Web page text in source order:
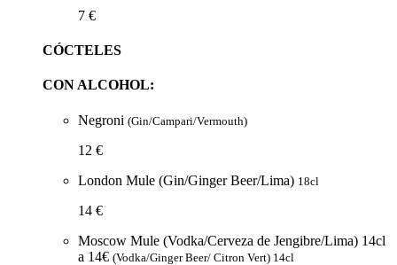
7 €
CÓCTELES
CON ALCOHOL:
Negroni (Gin/Campari/Vermouth)
12 €
London Mule (Gin/Ginger Beer/Lima) 18cl
14 €
Moscow Mule (Vodka/Cerveza de Jengibre/Lima) 14cl
a 14€ (Vodka/Ginger Beer/ Citron Vert) 14cl